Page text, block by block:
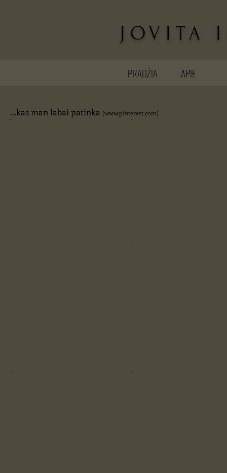
JOVITA
PRADŽIA APIE
...kas man labai patinka (www.pinterest.com)